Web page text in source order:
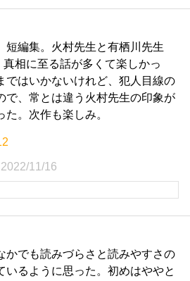
短編集。火村先生と有栖川先生
相に至る話が多くて楽しかっ
ではいかないけれど、犯人目線の
で、常とは違う火村先生の印象が
た。次作も楽しみ。
2022/11/16
かでも読みづらさと読みやすさの
いるように思った。初めはややと